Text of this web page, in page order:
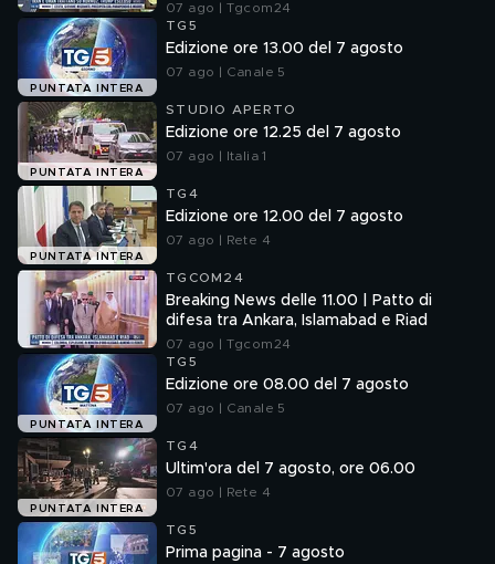
07 ago | Tgcom24
PUNTATA INTERA
TG5
Edizione ore 13.00 del 7 agosto
07 ago | Canale 5
PUNTATA INTERA
STUDIO APERTO
Edizione ore 12.25 del 7 agosto
07 ago | Italia 1
PUNTATA INTERA
TG4
Edizione ore 12.00 del 7 agosto
07 ago | Rete 4
TGCOM24
Breaking News delle 11.00 | Patto di
difesa tra Ankara, Islamabad e Riad
07 ago | Tgcom24
PUNTATA INTERA
TG5
Edizione ore 08.00 del 7 agosto
07 ago | Canale 5
PUNTATA INTERA
TG4
Ultim'ora del 7 agosto, ore 06.00
07 ago | Rete 4
TG5
Prima pagina - 7 agosto